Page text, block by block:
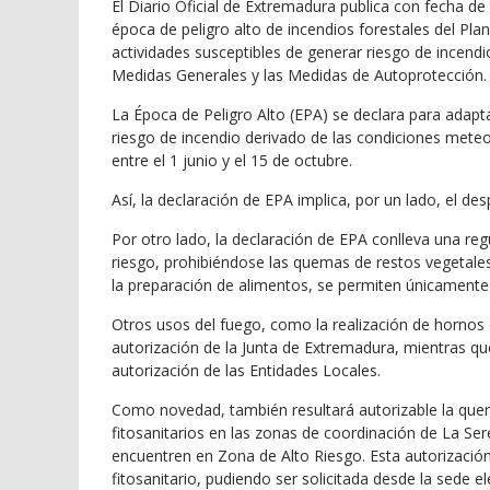
El Diario Oficial de Extremadura publica con fecha
época de peligro alto de incendios forestales del
actividades susceptibles de generar riesgo de
Medidas Generales y las Medidas de Autoprotección.
La Época de Peligro Alto (EPA) se declara para
riesgo de incendio derivado de las condiciones
entre el 1 junio y el 15 de octubre.
Así, la declaración de EPA implica, por un lado, el
Por otro lado, la declaración de EPA conlleva una
riesgo, prohibiéndose las quemas de restos
la preparación de alimentos, se permiten
Otros usos del fuego, como la realización de
autorización de la Junta de Extremadura, mientras
autorización de las Entidades Locales.
Como novedad, también resultará autorizable la
fitosanitarios en las zonas de coordinación de La
encuentren en Zona de Alto Riesgo. Esta
fitosanitario, pudiendo ser solicitada desde la sede